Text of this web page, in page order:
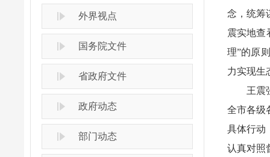
外界视点
国务院文件
省政府文件
政府动态
部门动态
念，统筹
震实地查
理”的原
力实现生
王震
全市各级
具体行动
认真对照